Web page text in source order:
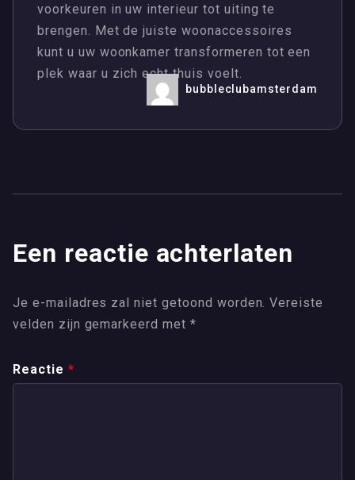
voorkeuren in uw interieur tot uiting te
brengen. Met de juiste woonaccessoires
kunt u uw woonkamer transformeren tot een
plek waar u zich echt thuis voelt.
bubbleclubamsterdam
Een reactie achterlaten
Je e-mailadres zal niet getoond worden. Vereiste
velden zijn gemarkeerd met *
Reactie *